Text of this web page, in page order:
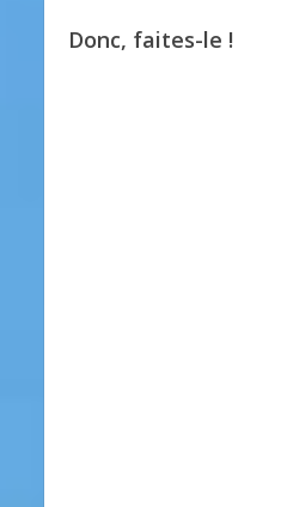
Donc, faites-le !